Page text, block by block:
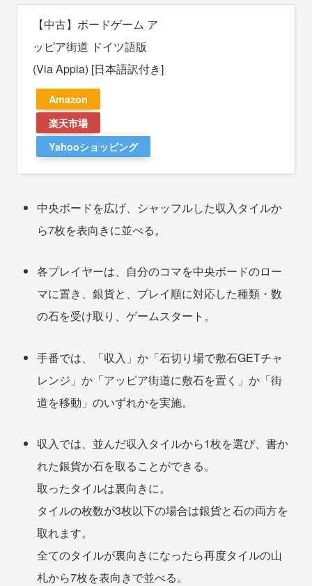
【中古】ボードゲーム ア
ッピア街道 ドイツ語版
(Via Appia) [日本語訳付き]
Amazon
楽天市場
Yahooショッピング
中央ボードを広げ、シャッフルした収入タイルか
ら7枚を表向きに並べる。
各プレイヤーは、自分のコマを中央ボードのロー
マに置き、銀貨と、プレイ順に対応した種類・数
の石を受け取り、ゲームスタート。
手番では、「収入」か「石切り場で敷石GETチャ
レンジ」か「アッピア街道に敷石を置く」か「街
道を移動」のいずれかを実施。
収入では、並んだ収入タイルから1枚を選び、書か
れた銀貨か石を取ることができる。
取ったタイルは裏向きに。
タイルの枚数が3枚以下の場合は銀貨と石の両方を
取れます。
全てのタイルが裏向きになったら再度タイルの山
札から7枚を表向きで並べる。